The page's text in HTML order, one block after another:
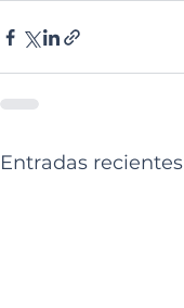
Entradas recientes